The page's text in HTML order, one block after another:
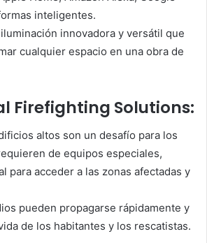
inteligentes.
innovadora y versátil que
cualquier espacio en una obra de
Firefighting Solutions:
altos son un desafío para los
de equipos especiales,
para acceder a las zonas afectadas y
pueden propagarse rápidamente y
de los habitantes y los rescatistas.